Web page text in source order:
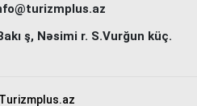
ş, Nəsimi r. S.Vurğun küç.